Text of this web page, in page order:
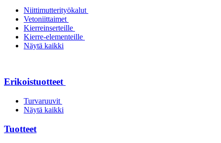
Niittimutterityökalut
Vetoniittaimet
Kierreinserteille
Kierre-elementeille
Näytä kaikki
Erikoistuotteet
Turvaruuvit
Näytä kaikki
Tuotteet